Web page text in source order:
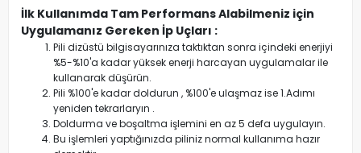
İlk Kullanımda Tam Performans Alabilmeniz için
Uygulamanız Gereken İp Uçları :
Pili dizüstü bilgisayarınıza taktıktan sonra içindeki enerjiyi
%5-%10'a kadar yüksek enerji harcayan uygulamalar ile
kullanarak düşürün.
Pili %100'e kadar doldurun , %100'e ulaşmaz ise 1.Adımı
yeniden tekrarlaryın .
Doldurma ve boşaltma işlemini en az 5 defa uygulayın.
Bu işlemleri yaptığınızda piliniz normal kullanıma hazır